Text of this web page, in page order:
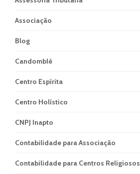
Associação
Blog
Candomblé
Centro Espírita
Centro Holístico
CNPJ Inapto
Contabilidade para Associação
Contabilidade para Centros Religiosos